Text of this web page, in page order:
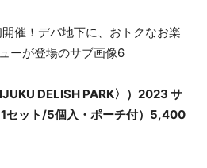
DELISH PARK〉）2023 サ
セット/5個入・ポーチ付）5,400